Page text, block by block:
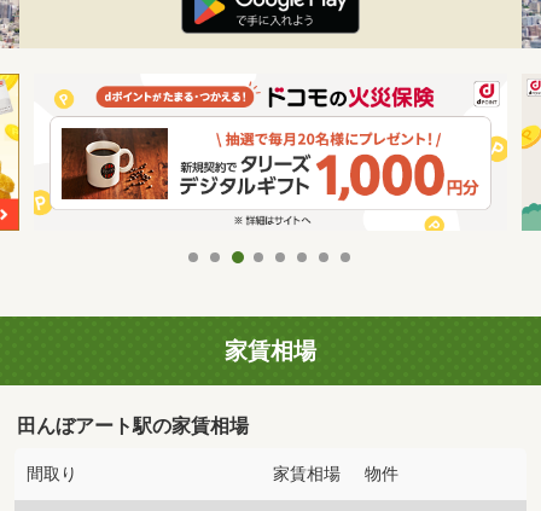
家賃相場
田んぼアート駅の家賃相場
間取り 家賃相場 物件